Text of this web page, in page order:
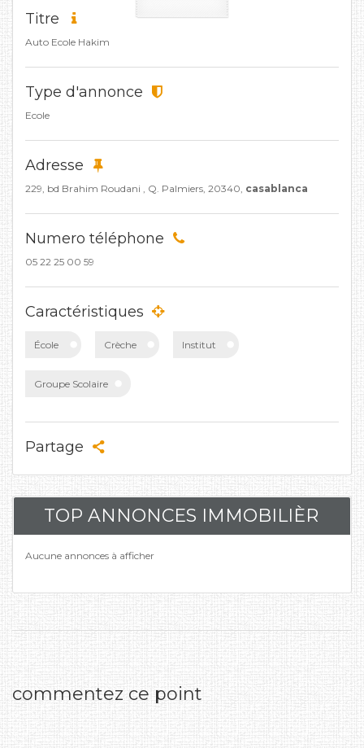
Titre
Auto Ecole Hakim
Type d'annonce
Ecole
Adresse
229, bd Brahim Roudani , Q. Palmiers, 20340, casablanca
Numero téléphone
05 22 25 00 59
Caractéristiques
École Crèche Institut
Groupe Scolaire
Partage
TOP ANNONCES IMMOBILIÈR
Aucune annonces à afficher
commentez ce point